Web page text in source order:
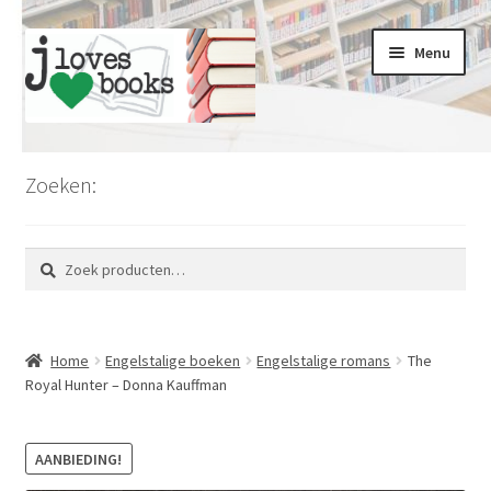
Ga
door
naar
Ga
naar
de
Menu
Koopjesmarkt
Romans en literatuur
Thrillers en misdaad
Zoeken:
Zoeken
naar:
Zoeken
Home Engelstalige boeken Engelstalige romans
The
Royal Hunter – Donna Kauffman
AANBIEDING!